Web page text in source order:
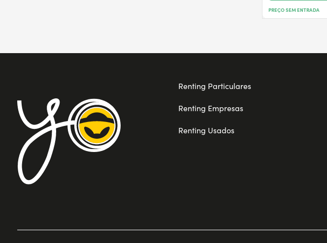
PREÇO SEM ENTRADA
Renting Particulares
Renting Empresas
Renting Usados